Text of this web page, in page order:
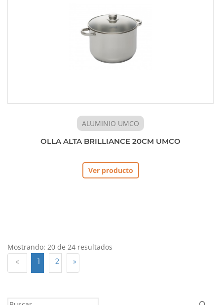
ALUMINIO UMCO
OLLA ALTA BRILLIANCE 20CM UMCO
Ver producto
Mostrando: 20 de 24 resultados
« 1 2 »